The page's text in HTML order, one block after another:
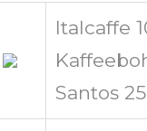
Italcaffe
Santos